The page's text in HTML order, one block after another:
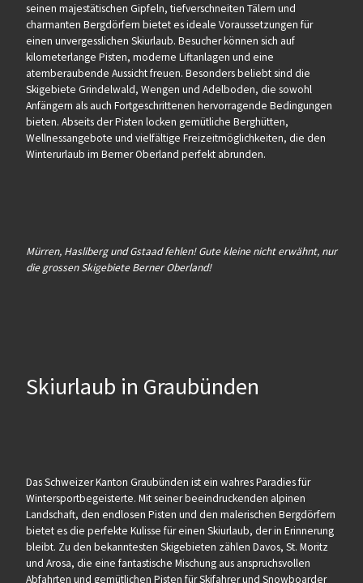
seinen majestätischen Gipfeln, tiefverschneiten Tälern und
charmanten Bergdörfern bietet es ideale Voraussetzungen für
einen unvergesslichen Skiurlaub. Besucher können sich auf
kilometerlange Pisten, moderne Liftanlagen und eine
atemberaubende Aussicht freuen. Besonders beliebt sind die
Skigebiete Grindelwald, Wengen und Adelboden, die sowohl
Anfängern als auch Fortgeschrittenen hervorragende Bedingungen
bieten. Abseits der Pisten locken gemütliche Berghütten,
Wellnessangebote und vielfältige Freizeitmöglichkeiten, die den
Winterurlaub im Berner Oberland perfekt abrunden.
Mürren, Hasliberg und Gstaad fehlen! Gute kleine nicht erwähnt, nur
die grossen Skigebiete Berner Oberland!
Skiurlaub in Graubünden
Das Schweizer Kanton Graubünden ist ein wahres Paradies für
Wintersportbegeisterte. Mit seiner beeindruckenden alpinen
Landschaft, den endlosen Pisten und den malerischen Bergdörfern
bietet es die perfekte Kulisse für einen Skiurlaub, der in Erinnerung
bleibt. Zu den bekanntesten Skigebieten zählen Davos, St. Moritz
und Arosa, die eine fantastische Mischung aus anspruchsvollen
Abfahrten und gemütlichen Pisten für Skifahrer und Snowboarder